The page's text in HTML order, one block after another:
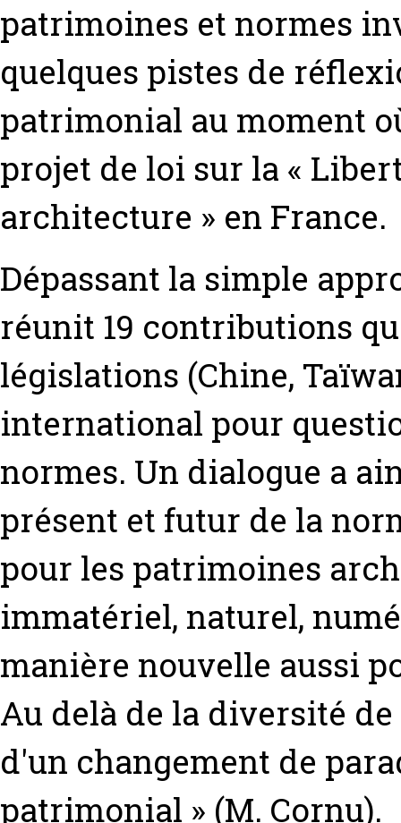
patrimoines et normes
quelques pistes de
patrimonial au moment
projet de loi sur la «
architecture » en France.
Dépassant la simple
réunit 19 contributions
législations (Chine,
international pour
normes. Un dialogue a
présent et futur de la
pour les patrimoines
immatériel, naturel,
manière nouvelle aussi
Au delà de la diversité
d'un changement de
patrimonial » (M. Cornu).